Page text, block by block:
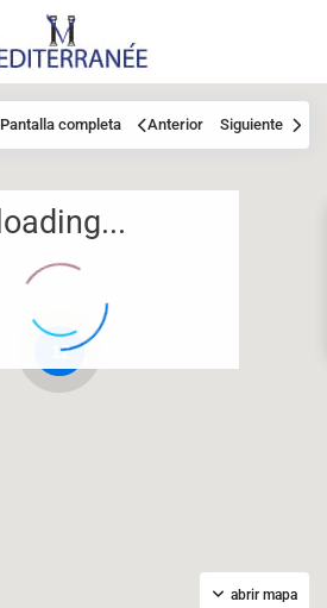
12
loading...
abrir mapa
Pantalla completa Anterior Siguiente